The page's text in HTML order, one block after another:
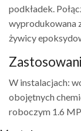
podkładek.
wyprodukowana
żywicy
W instalacjach:
obojętnych
roboczym 1.6